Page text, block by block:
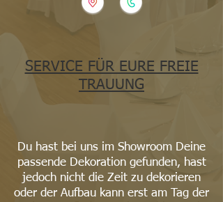
SERVICE FÜR EURE FREIE
TRAUUNG
Du hast bei uns im Showroom Deine
passende Dekoration gefunden, hast
jedoch nicht die Zeit zu dekorieren
oder der Aufbau kann erst am Tag der